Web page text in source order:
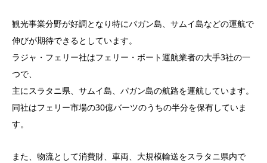
観光事業分野が好調となり特にパガン島、サムイ島などの運航で
伸びが期待できるとしています。
ラジャ・フェリー社はフェリー・ボート運航業者の大手3社の一
つで、
主にスラタニ県、サムイ島、パガン島の航路を運航しています。
同社はフェリー市場の30億バーツのうちの半分を保有していま
す。
また、物流として消費財、車両、大規模輸送をスラタニ県内で